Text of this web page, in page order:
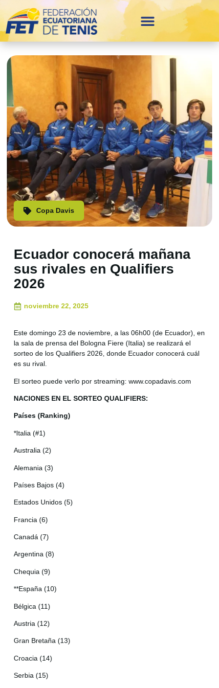
Copa Davis
Ecuador conocerá mañana
sus rivales en Qualifiers
2026
noviembre 22, 2025
Este domingo 23 de noviembre, a las 06h00 (de Ecuador), en
la sala de prensa del Bologna Fiere (Italia) se realizará el
sorteo de los Qualifiers 2026, donde Ecuador conocerá cuál
es su rival.
El sorteo puede verlo por streaming: www.copadavis.com
NACIONES EN EL SORTEO QUALIFIERS:
Países (Ranking)
*Italia (#1)
Australia (2)
Alemania (3)
Países Bajos (4)
Estados Unidos (5)
Francia (6)
Canadá (7)
Argentina (8)
Chequia (9)
**España (10)
Bélgica (11)
Austria (12)
Gran Bretaña (13)
Croacia (14)
Serbia (15)